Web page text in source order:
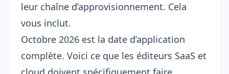
leur chaîne d’approvisionnement. Cela
vous inclut.
Octobre 2026 est la date d’application
complète. Voici ce que les éditeurs SaaS et